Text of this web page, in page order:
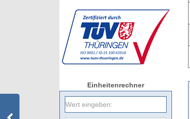
Einheitenrechner